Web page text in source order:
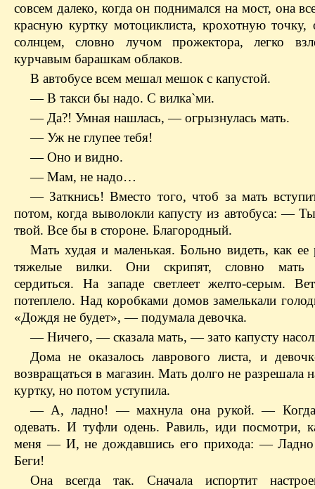
совсем далеко, когда он поднимался на мост, она
красную куртку мотоциклиста, крохотную точку,
солнцем, словно лучом прожектора, легко
курчавым барашкам облаков.
В автобусе всем мешал мешок с капустой.
— В такси бы надо. С вилка`ми.
— Да?! Умная нашлась, — огрызнулась мать.
— Уж не глупее тебя!
— Оно и видно.
— Мам, не надо…
— Заткнись! Вместо того, чтоб за мать
потом, когда выволокли капусту из автобуса: —
твой. Все бы в стороне. Благородный.
Мать худая и маленькая. Больно видеть, как ее
тяжелые вилки. Они скрипят, словно мать
сердиться. На западе светлеет желто-серым.
потеплело. Над коробками домов замелькали
«Дождя не будет», — подумала девочка.
— Ничего, — сказала мать, — зато капусту
Дома не оказалось лаврового листа, и
возвращаться в магазин. Мать долго не разрешала
куртку, но потом уступила.
— А, ладно! — махнула она рукой. —
одевать. И туфли одень. Равиль, иди посмотри,
меня — И, не дождавшись его прихода: — Ладно!
Беги!
Она всегда так. Сначала испортит